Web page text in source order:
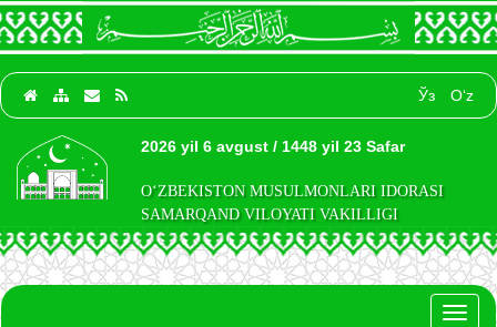
Ўз O‘z
2026 yil 6 avgust / 1448 yil 23 Safar
O‘ZBEKISTON MUSULMONLARI IDORASI
SAMARQAND VILOYATI VAKILLIGI